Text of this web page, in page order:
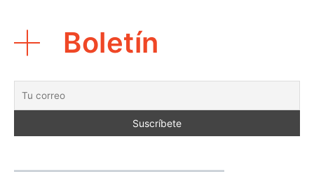
Boletín